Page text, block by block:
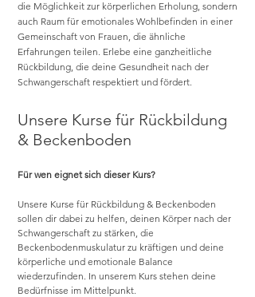
die Möglichkeit zur körperlichen Erholung, sondern
auch Raum für emotionales Wohlbefinden in einer
Gemeinschaft von Frauen, die ähnliche
Erfahrungen teilen. Erlebe eine ganzheitliche
Rückbildung, die deine Gesundheit nach der
Schwangerschaft respektiert und fördert.
Unsere Kurse für Rückbildung
& Beckenboden
Für wen eignet sich dieser Kurs?
Unsere Kurse für Rückbildung & Beckenboden
sollen dir dabei zu helfen, deinen Körper nach der
Schwangerschaft zu stärken, die
Beckenbodenmuskulatur zu kräftigen und deine
körperliche und emotionale Balance
wiederzufinden. In unserem Kurs stehen deine
Bedürfnisse im Mittelpunkt.